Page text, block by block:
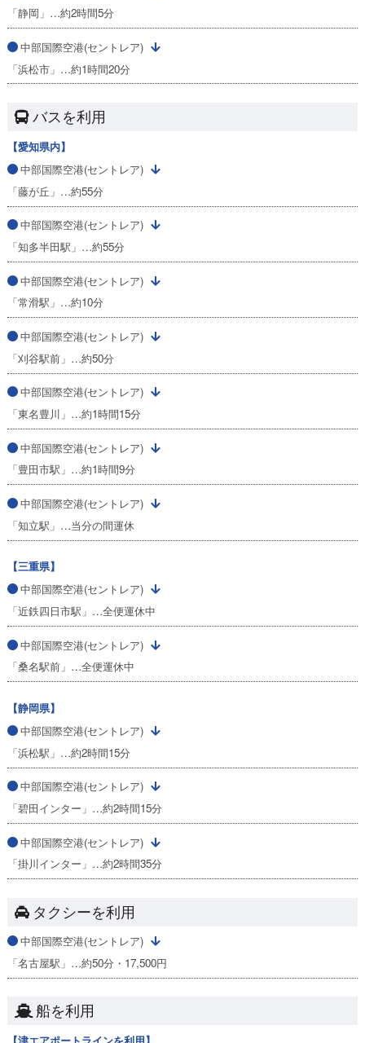
「静岡」…約2時間5分
中部国際空港(セントレア)
「浜松市」…約1時間20分
バスを利用
【愛知県内】
中部国際空港(セントレア)
「藤が丘」…約55分
中部国際空港(セントレア)
「知多半田駅」…約55分
中部国際空港(セントレア)
「常滑駅」…約10分
中部国際空港(セントレア)
「刈谷駅前」…約50分
中部国際空港(セントレア)
「東名豊川」…約1時間15分
中部国際空港(セントレア)
「豊田市駅」…約1時間9分
中部国際空港(セントレア)
「知立駅」…当分の間運休
【三重県】
中部国際空港(セントレア)
「近鉄四日市駅」…全便運休中
中部国際空港(セントレア)
「桑名駅前」…全便運休中
【静岡県】
中部国際空港(セントレア)
「浜松駅」…約2時間15分
中部国際空港(セントレア)
「碧田インター」…約2時間15分
中部国際空港(セントレア)
「掛川インター」…約2時間35分
タクシーを利用
中部国際空港(セントレア)
「名古屋駅」…約50分・17,500円
船を利用